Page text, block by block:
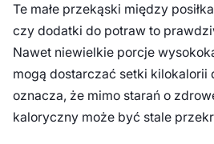
Te małe przekąski między
czy dodatki do potraw to
Nawet niewielkie porcje
mogą dostarczać setki kilokalorii
oznacza, że mimo starań o
kaloryczny może być stale